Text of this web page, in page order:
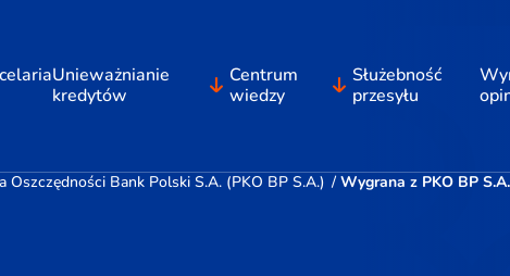
Unieważnianie
kredytów
Centrum
wiedzy
Służebność
przesyłu
Oszczędności Bank Polski S.A. (PKO BP S.A.) / Wygrana z PKO BP